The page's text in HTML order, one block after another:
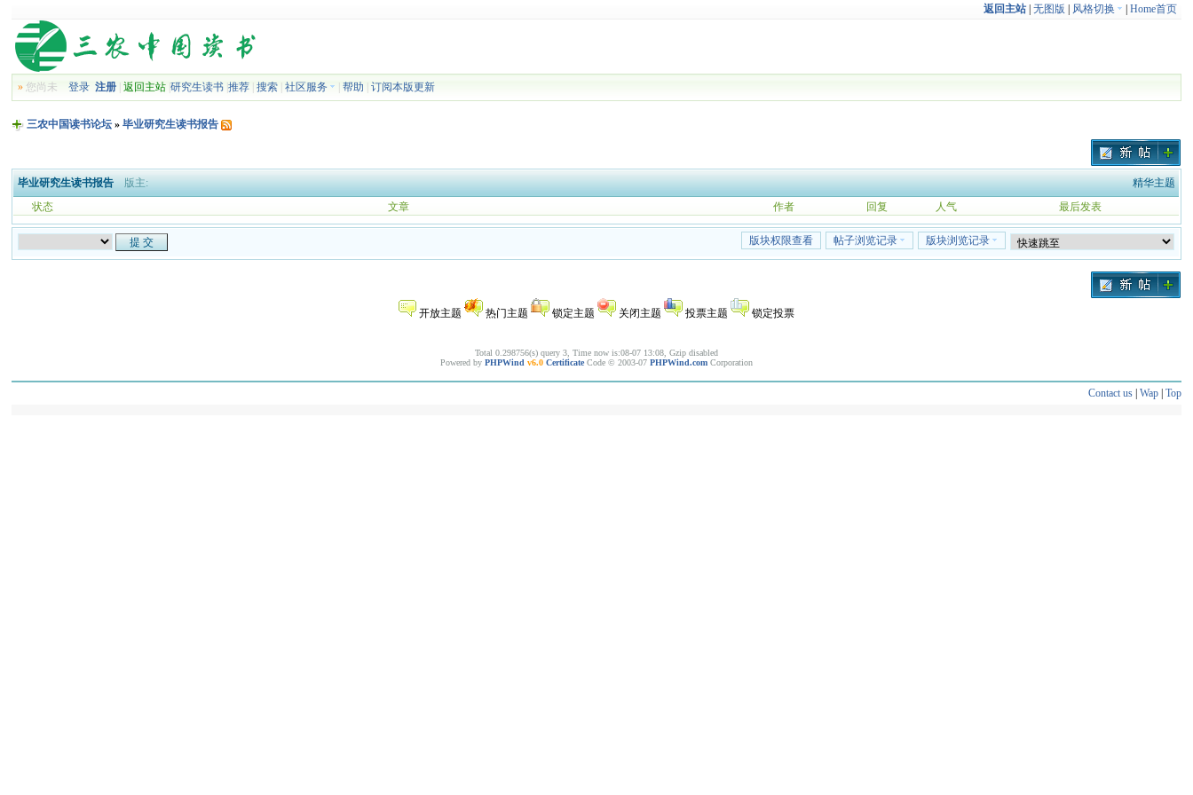
返回主站| 无图版 风格切换 Home首页
» 您尚未登录 注册 |返回主站 |研究生读书 |推荐 |搜索 |社区服务 |帮助 |订阅本版更新
三农中国读书论坛 »毕业研究生读书报告
精华主题
毕业研究生读书报告 版主:
状态
文章 作者 回复 人气 最后发表
版块权限查看 帖子浏览记录 版块浏览记录
开放主题 热门主题 锁定主题 关闭主题 投票主题 锁定投票
Total 0.298756(s) query 3, Time now is:08-07 13:08, Gzip disabled
Powered by PHPWind v6.0 Certificate Code © 2003-07 PHPWind.com Corporation
Contact us| Wap| Top